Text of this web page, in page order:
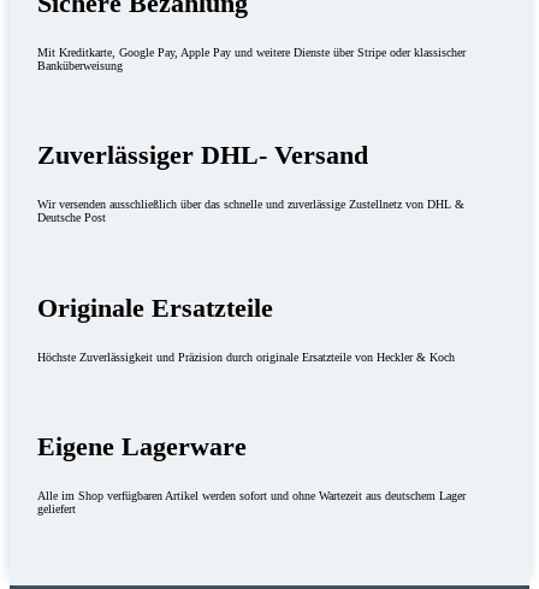
Mit Kreditkarte, Google Pay, Apple Pay und weitere Dienste über Stripe oder klassischer
Banküberweisung
Zuverlässiger DHL- Versand
Wir versenden ausschließlich über das schnelle und zuverlässige Zustellnetz von DHL &
Deutsche Post
Originale Ersatzteile
Höchste Zuverlässigkeit und Präzision durch originale Ersatzteile von Heckler & Koch
Eigene Lagerware
Alle im Shop verfügbaren Artikel werden sofort und ohne Wartezeit aus deutschem Lager
geliefert